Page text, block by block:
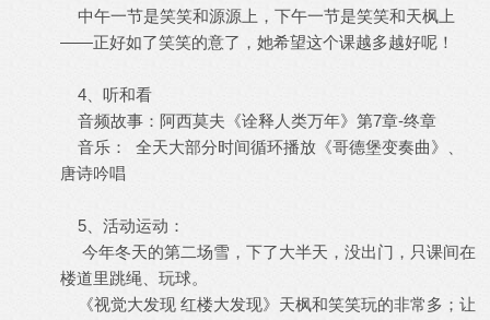
中午一节是笑笑和源源上，下午一节是笑笑和天枫上
——正好如了笑笑的意了，她希望这个课越多越好呢！
4、听和看
音频故事：阿西莫夫《诠释人类万年》第7章-终章
音乐： 全天大部分时间循环播放《哥德堡变奏曲》、
唐诗吟唱
5、活动运动：
今年冬天的第二场雪，下了大半天，没出门，只课间在
楼道里跳绳、玩球。
《视觉大发现 红楼大发现》天枫和笑笑玩的非常多；让